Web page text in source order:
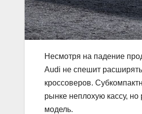
Несмотря на падение
Audi не спешит
кроссоверов.
рынке неплохую кассу, но
модель.